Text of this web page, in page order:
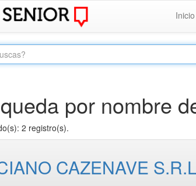
Inicio
por nombre
2 registro(s).
CAZENAVE